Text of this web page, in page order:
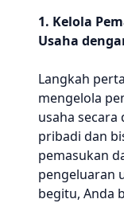
1. Kelola
Usaha
Langkah
mengelola
usaha secara
pribadi dan
pemasukan
pengeluaran
begitu, Anda